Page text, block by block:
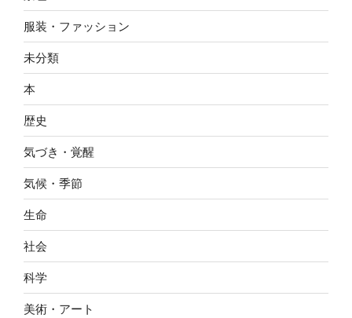
服装・ファッション
未分類
本
歴史
気づき・覚醒
気候・季節
生命
社会
科学
美術・アート